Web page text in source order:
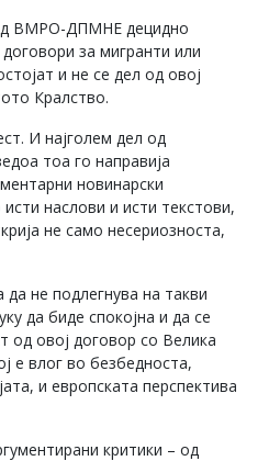
ВМРО-ДПМНЕ децидно
за мигранти или
и не се дел од овој
Кралство.
И најголем дел од
тоа го направија
новинарски
наслови и исти текстови,
не само несериозноста,
не подлегнува на такви
да биде спокојна и да се
од овој договор со Велика
е влог во безбедноста,
и европската перспектива
критики – од